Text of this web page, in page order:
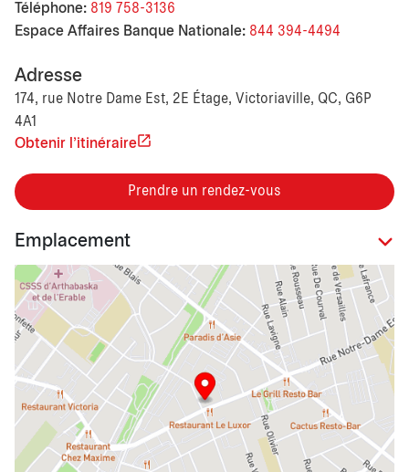
Téléphone: 819 758-3136
Espace Affaires Banque Nationale: 844 394-4494
Adresse
174, rue Notre Dame Est, 2E Étage, Victoriaville, QC, G6P
4A1
Obtenir l'itinéraire
Prendre un rendez-vous
Emplacement